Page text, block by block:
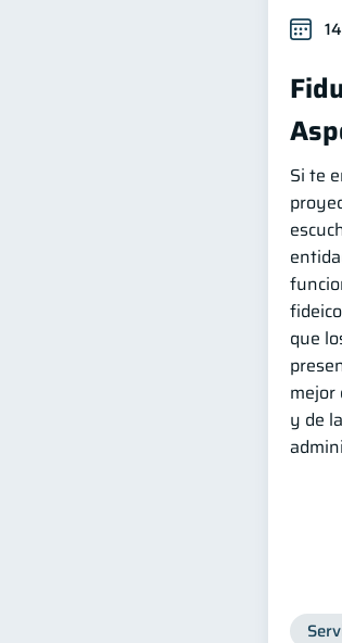
Si te
que
mejor
y de